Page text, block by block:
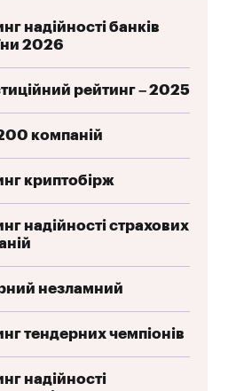
надійності банків
2026
рейтинг – 2025
компаній
криптобірж
надійності страхових
незламний
тендерних чемпіонів
надійності